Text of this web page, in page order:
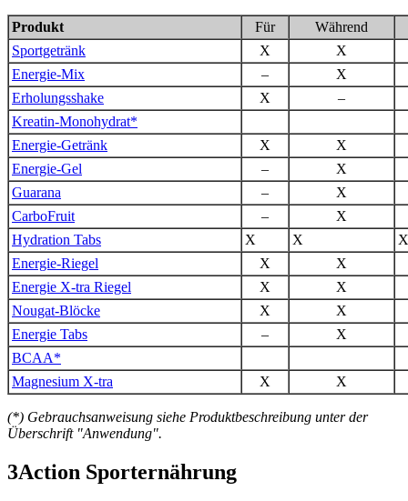
Produkt Für
Während
Sportgetränk
X
X
Energie-Mix
–
X
Erholungsshake
X
–
Kreatin-Monohydrat*
Energie-Getränk
X
X
Energie-Gel
–
X
Guarana
–
X
CarboFruit
–
X
Hydration Tabs
X X
X
Energie-Riegel
X
X
Energie X-tra Riegel
X
X
Nougat-Blöcke
X
X
Energie Tabs
–
X
BCAA*
Magnesium X-tra
X X
(*) Gebrauchsanweisung siehe Produktbeschreibung unter der
Überschrift "Anwendung".
3Action Sporternährung